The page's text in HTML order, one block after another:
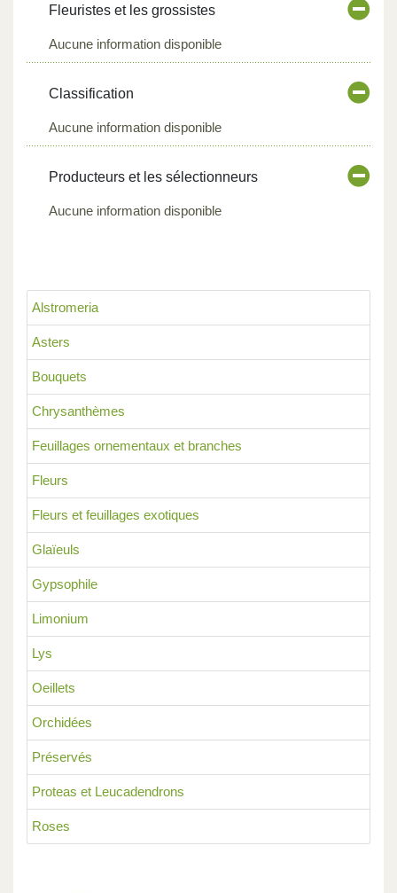
Alstromeria
Asters
Bouquets
Chrysanthèmes
Feuillages ornementaux et branches
Fleurs
Fleurs et feuillages exotiques
Glaïeuls
Gypsophile
Limonium
Lys
Oeillets
Orchidées
Préservés
Proteas et Leucadendrons
Roses
Fleuristes et les grossistes
Aucune information disponible
Classification
Aucune information disponible
Producteurs et les sélectionneurs
Aucune information disponible